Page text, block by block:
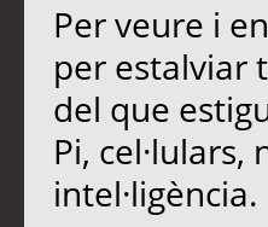
Per veure i
per estalviar
del que
Pi,
intel·ligència.